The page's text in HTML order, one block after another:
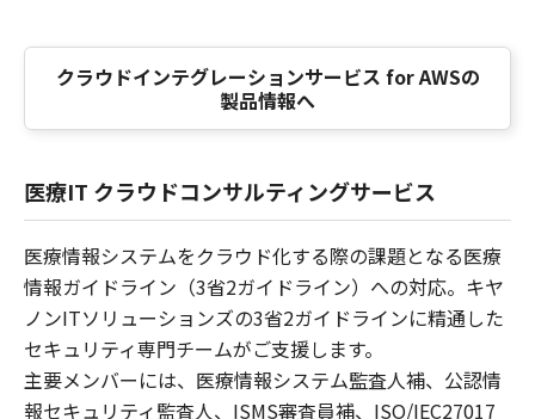
クラウドインテグレーションサービス for AWSの
製品情報へ
医療IT クラウドコンサルティングサービス
医療情報システムをクラウド化する際の課題となる医療
情報ガイドライン（3省2ガイドライン）への対応。キヤ
ノンITソリューションズの3省2ガイドラインに精通した
セキュリティ専門チームがご支援します。
主要メンバーには、医療情報システム監査人補、公認情
報セキュリティ監査人、ISMS審査員補、ISO/IEC27017